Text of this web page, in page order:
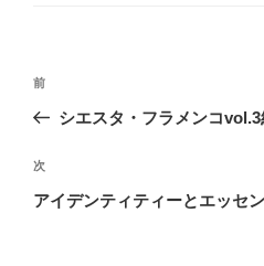
投
ビ
ゲ
前
の
稿
前
シエスタ・フラメンコ
次
の
次
アイデンティティーとエッセ